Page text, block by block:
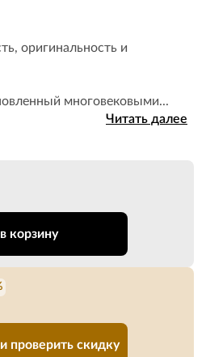
оригинальность и
многовековыми...
Читать далее
корзину
проверить скидку